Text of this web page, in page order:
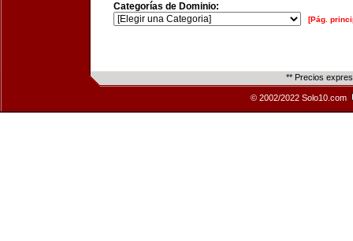
Categorías de Dominio:
[Pág.
** Precios
© 2002/2022 Solo10.com